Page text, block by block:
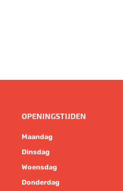
OPENINGSTIJDEN
Maandag
Dinsdag
Woensdag
Donderdag